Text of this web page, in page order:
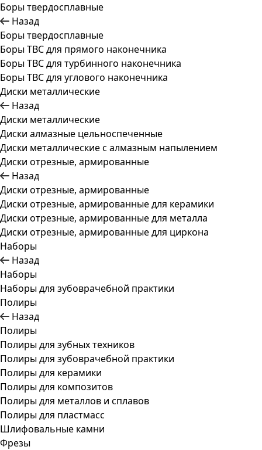
Боры твердосплавные
Назад
Боры твердосплавные
Боры ТВС для прямого наконечника
Боры ТВС для турбинного наконечника
Боры ТВС для углового наконечника
Диски металлические
Назад
Диски металлические
Диски алмазные цельноспеченные
Диски металлические с алмазным напылением
Диски отрезные, армированные
Назад
Диски отрезные, армированные
Диски отрезные, армированные для керамики
Диски отрезные, армированные для металла
Диски отрезные, армированные для циркона
Наборы
Назад
Наборы
Наборы для зубоврачебной практики
Полиры
Назад
Полиры
Полиры для зубных техников
Полиры для зубоврачебной практики
Полиры для керамики
Полиры для композитов
Полиры для металлов и сплавов
Полиры для пластмасс
Шлифовальные камни
Фрезы